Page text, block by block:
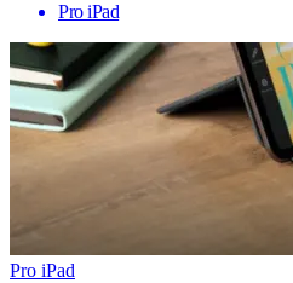
Pro iPad
Pro iPad